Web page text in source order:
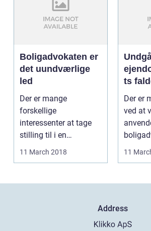
Boligadvokaten er
det uundværlige
led
Der er mange
forskellige
interessenter at tage
stilling til i en
bolighandel; køber,
11 March 2018
ts
en
Der er
ved at
leder
11
Address